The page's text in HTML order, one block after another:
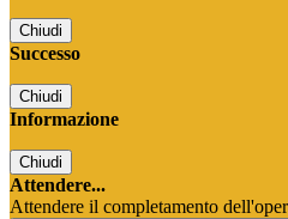
Chiudi
Successo
Chiudi
Informazione
Chiudi
Attendere...
Attendere il completamento